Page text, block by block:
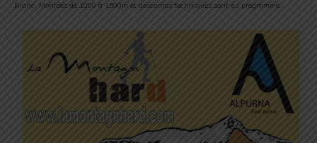
Blanc. Montées de 1000 à 1500m et descentes techniques sont au programme.